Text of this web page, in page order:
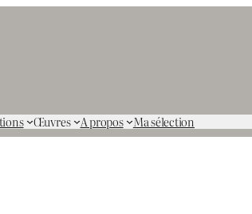
Œuvres A propos Ma sélection